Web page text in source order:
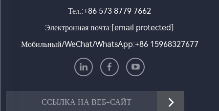
Тел.:+86 573 8779 7662
Электронная почта: [email protected]
Мобильный/WeChat/WhatsApp:+86 15968327677
ССЫЛКА НА ВЕБ-САЙТ